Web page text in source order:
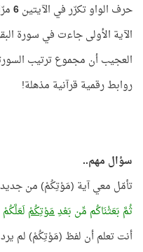
حرف الواو تكرّر في الآيتين6
الآية الأولى جاءت في سورة
العجيب أن مجموع ترتيب
روابط رقمية قرآنية مذهلة!
سؤال مهم..
تأمّل معي آية (مَوْتِكُمْ) من
ثُمَّ بَعَثْنَاكُم مِّن بَعْدِمَوْتِكُمْ
أنت تعلم أن لفظ (مَوْتِكُمْ) لم